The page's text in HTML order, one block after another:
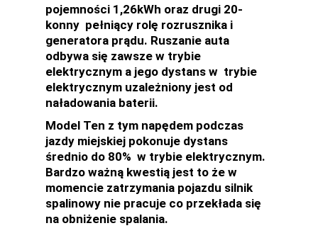
pojemności 1,26kWh oraz drugi 20-
konny pełniący rolę rozrusznika i
generatora prądu. Ruszanie auta
odbywa się zawsze w trybie
elektrycznym a jego dystans w trybie
elektrycznym uzależniony jest od
naładowania baterii.
Model Ten z tym napędem podczas
jazdy miejskiej pokonuje dystans
średnio do 80% w trybie elektrycznym.
Bardzo ważną kwestią jest to że w
momencie zatrzymania pojazdu silnik
spalinowy nie pracuje co przekłada się
na obniżenie spalania.